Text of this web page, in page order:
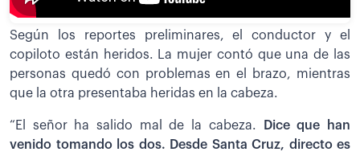
Según los reportes preliminares, el conductor y el
copiloto están heridos. La mujer contó que una de las
personas quedó con problemas en el brazo, mientras
que la otra presentaba heridas en la cabeza.
“El señor ha salido mal de la cabeza.
Dice que han
venido tomando los dos. Desde Santa Cruz, directo es